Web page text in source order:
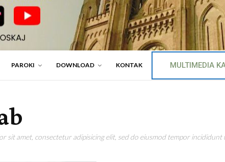
PAROKI DOWNLOAD KONTAK MULTIMEDIA
sit amet, consectetur adipisicing elit, sed do eiusmod tempor